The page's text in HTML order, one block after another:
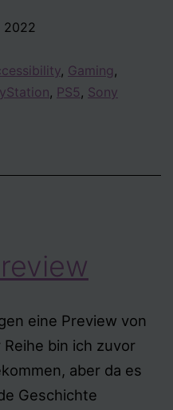
2022
, Gaming,
, PS5, Sony
eine Preview von
bin ich zuvor
aber da es
Geschichte